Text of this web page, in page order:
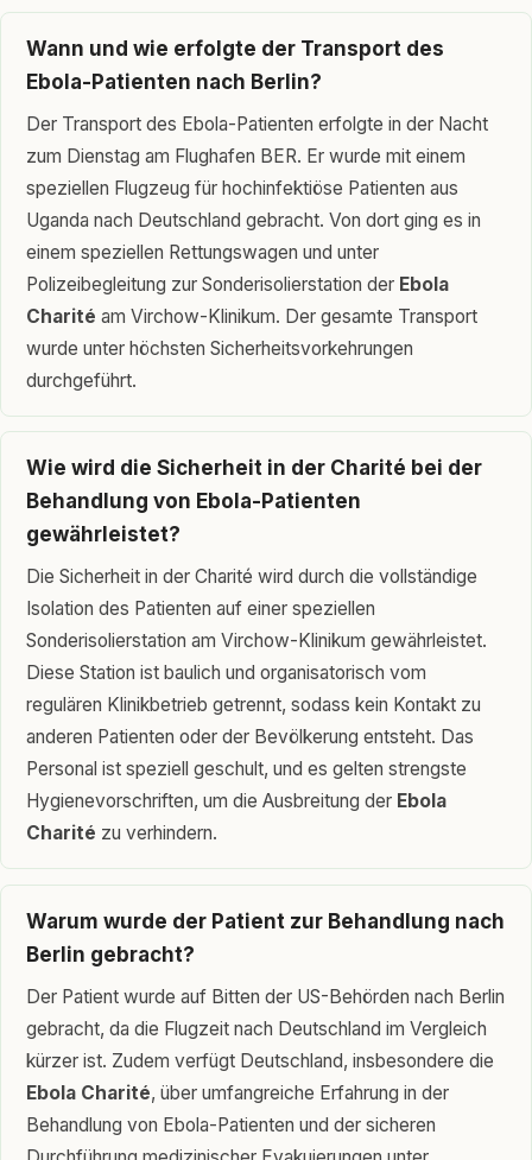
Wann und wie erfolgte der Transport des
Ebola-Patienten nach Berlin?
Der Transport des Ebola-Patienten erfolgte in der Nacht
zum Dienstag am Flughafen BER. Er wurde mit einem
speziellen Flugzeug für hochinfektiöse Patienten aus
Uganda nach Deutschland gebracht. Von dort ging es in
einem speziellen Rettungswagen und unter
Polizeibegleitung zur Sonderisolierstation der Ebola
Charité am Virchow-Klinikum. Der gesamte Transport
wurde unter höchsten Sicherheitsvorkehrungen
durchgeführt.
Wie wird die Sicherheit in der Charité bei der
Behandlung von Ebola-Patienten
gewährleistet?
Die Sicherheit in der Charité wird durch die vollständige
Isolation des Patienten auf einer speziellen
Sonderisolierstation am Virchow-Klinikum gewährleistet.
Diese Station ist baulich und organisatorisch vom
regulären Klinikbetrieb getrennt, sodass kein Kontakt zu
anderen Patienten oder der Bevölkerung entsteht. Das
Personal ist speziell geschult, und es gelten strengste
Hygienevorschriften, um die Ausbreitung der Ebola
Charité zu verhindern.
Warum wurde der Patient zur Behandlung nach
Berlin gebracht?
Der Patient wurde auf Bitten der US-Behörden nach Berlin
gebracht, da die Flugzeit nach Deutschland im Vergleich
kürzer ist. Zudem verfügt Deutschland, insbesondere die
Ebola Charité, über umfangreiche Erfahrung in der
Behandlung von Ebola-Patienten und der sicheren